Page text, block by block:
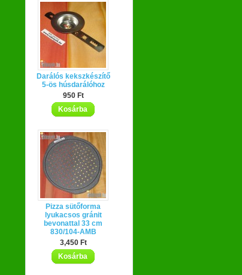
Darálós kekszkészítő
5-ös húsdarálóhoz
950 Ft
Kosárba
Pizza sütőforma
lyukacsos gránit
bevonattal 33 cm
830/104-AMB
3,450 Ft
Kosárba